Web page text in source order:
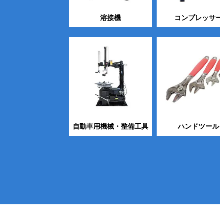
溶接機 コンプレッサ
自動車用機械・整備工具 ハンドツール